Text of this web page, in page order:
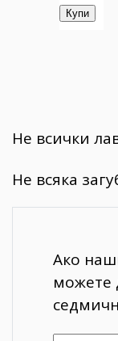
Не всички
Не всяка
Ако
можете